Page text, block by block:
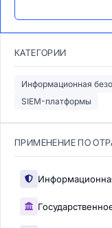
КАТЕГОРИИ
Информационная
SIEM-платформы
ПРИМЕНЕНИЕ ПО